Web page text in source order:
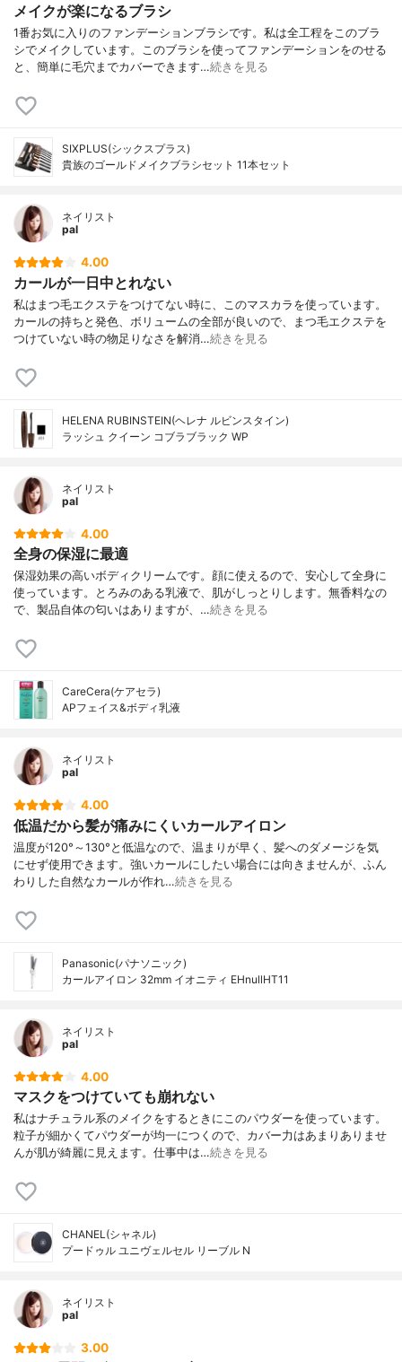
メイクが楽になるブラシ
1番お気に入りのファンデーションブラシです。私は全工程をこのブラ
シでメイクしています。このブラシを使ってファンデーションをのせる
と、簡単に毛穴までカバーできます…続きを見る
SIXPLUS(シックスプラス)
貴族のゴールドメイクブラシセット 11本セット
ネイリスト
pal
4.00
カールが一日中とれない
私はまつ毛エクステをつけてない時に、このマスカラを使っています。
カールの持ちと発色、ボリュームの全部が良いので、まつ毛エクステを
つけていない時の物足りなさを解消…続きを見る
HELENA RUBINSTEIN(ヘレナ ルビンスタイン)
ラッシュ クイーン コブラブラック WP
ネイリスト
pal
4.00
全身の保湿に最適
保湿効果の高いボディクリームです。顔に使えるので、安心して全身に
使っています。とろみのある乳液で、肌がしっとりします。無香料なの
で、製品自体の匂いはありますが、…続きを見る
CareCera(ケアセラ)
APフェイス&ボディ乳液
ネイリスト
pal
4.00
低温だから髪が痛みにくいカールアイロン
温度が120°～130°と低温なので、温まりが早く、髪へのダメージを気
にせず使用できます。強いカールにしたい場合には向きませんが、ふん
わりした自然なカールが作れ…続きを見る
Panasonic(パナソニック)
カールアイロン 32mm イオニティ EHnullHT11
ネイリスト
pal
4.00
マスクをつけていても崩れない
私はナチュラル系のメイクをするときにこのパウダーを使っています。
粒子が細かくてパウダーが均一につくので、カバー力はあまりありませ
んが肌が綺麗に見えます。仕事中は…続きを見る
CHANEL(シャネル)
プードゥル ユニヴェルセル リーブル N
ネイリスト
pal
3.00